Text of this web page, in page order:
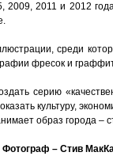
2009, 2011 и 2012
среди
фресок и
серию
культуру,
образ города
– Стив